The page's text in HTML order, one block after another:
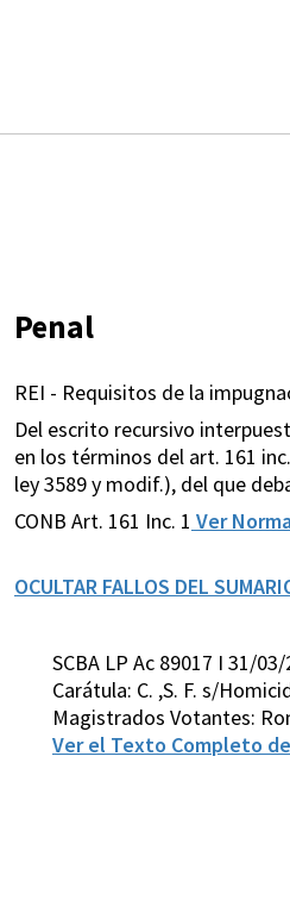
Penal
REI - Requisitos de la
Del escrito recursivo
en los términos del art. 161
ley 3589 y modif.), del que
CONB Art. 161 Inc. 1 Ver
OCULTAR FALLOS DEL
SCBA LP Ac 89017 I 31/
Carátula: C. ,S. F. s/
Magistrados Votantes:
Ver el Texto Completo